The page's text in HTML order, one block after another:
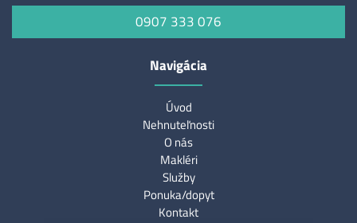
0907 333 076
Navigácia
Úvod
Nehnuteľnosti
O nás
Makléri
Služby
Ponuka/dopyt
Kontakt